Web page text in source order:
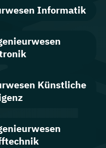
Informatik
Künstliche